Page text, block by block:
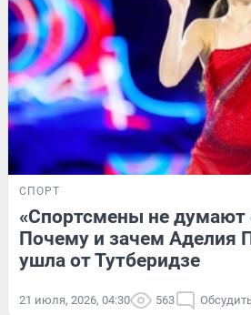
СПОРТ
«Спортсмены не думают
Почему и зачем Аделия
ушла от Тутберидзе
21 июля, 2026, 04:30 563